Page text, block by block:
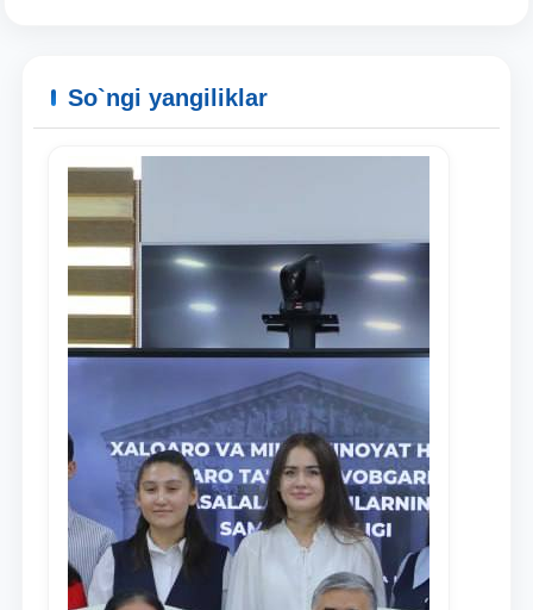
Ism va familiyangiz
Telefon raqamingiz
yuborish
So`ngi yangiliklar